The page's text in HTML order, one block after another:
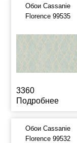
Обои Cassanie
Florence 99535
3360
Подробнее
Обои Cassanie
Florence 99532